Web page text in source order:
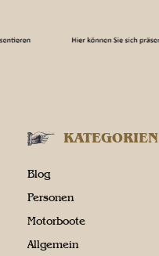
KATEGORIEN
Blog
Personen
Motorboote
Allgemein